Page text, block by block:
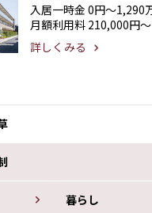
暮らし
入居一時金 0円〜1,290
月額利用料 210,000円〜
詳しくみる